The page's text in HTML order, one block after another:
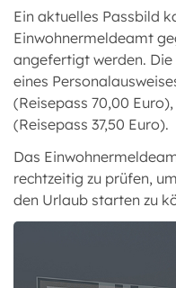
Ein aktuelles Passbild
Einwohnermeldeamt
angefertigt werden.
eines
(Reisepass 70,00
(Reisepass 37,50 Euro).
Das
rechtzeitig zu prüfen,
den Urlaub starten zu